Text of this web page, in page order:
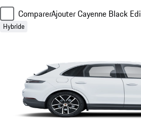
ComparerAjouter Cayenne Black
Hybride